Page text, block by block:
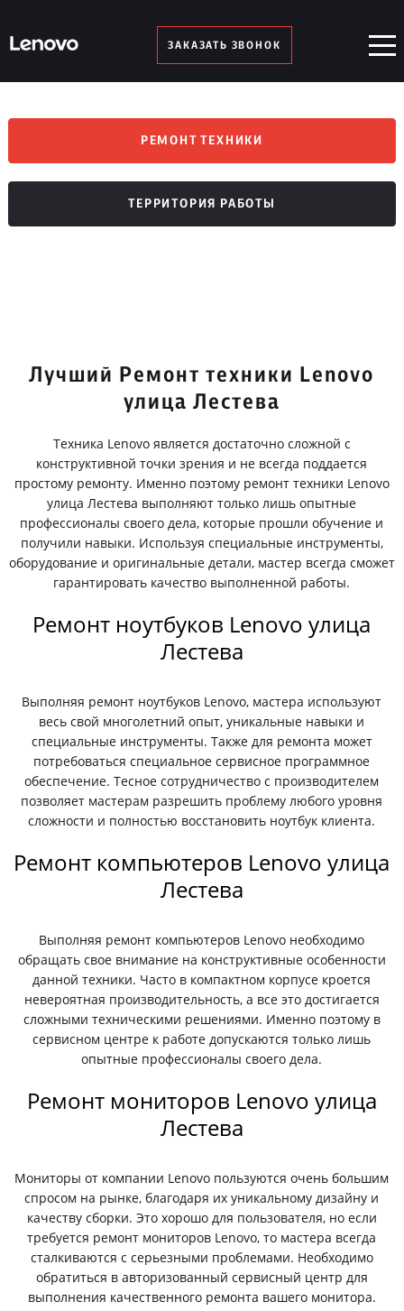
ЗАКАЗАТЬ ЗВОНОК
РЕМОНТ ТЕХНИКИ
ТЕРРИТОРИЯ РАБОТЫ
Лучший Ремонт техники Lenovo
улица Лестева
Техника Lenovo является достаточно сложной с
конструктивной точки зрения и не всегда поддается
простому ремонту. Именно поэтому ремонт техники Lenovo
улица Лестева выполняют только лишь опытные
профессионалы своего дела, которые прошли обучение и
получили навыки. Используя специальные инструменты,
оборудование и оригинальные детали, мастер всегда сможет
гарантировать качество выполненной работы.
Ремонт ноутбуков Lenovo улица
Лестева
Выполняя ремонт ноутбуков Lenovo, мастера используют
весь свой многолетний опыт, уникальные навыки и
специальные инструменты. Также для ремонта может
потребоваться специальное сервисное программное
обеспечение. Тесное сотрудничество с производителем
позволяет мастерам разрешить проблему любого уровня
сложности и полностью восстановить ноутбук клиента.
Ремонт компьютеров Lenovo улица
Лестева
Выполняя ремонт компьютеров Lenovo необходимо
обращать свое внимание на конструктивные особенности
данной техники. Часто в компактном корпусе кроется
невероятная производительность, а все это достигается
сложными техническими решениями. Именно поэтому в
сервисном центре к работе допускаются только лишь
опытные профессионалы своего дела.
Ремонт мониторов Lenovo улица
Лестева
Мониторы от компании Lenovo пользуются очень большим
спросом на рынке, благодаря их уникальному дизайну и
качеству сборки. Это хорошо для пользователя, но если
требуется ремонт мониторов Lenovo, то мастера всегда
сталкиваются с серьезными проблемами. Необходимо
обратиться в авторизованный сервисный центр для
выполнения качественного ремонта вашего монитора.